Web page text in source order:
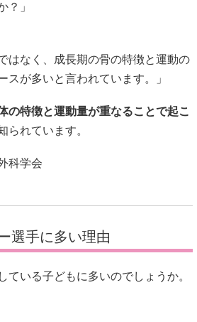
？」
はなく、成長期の骨の特徴と運動の
スが多いと言われています。」
の特徴と運動量が重なることで起こ
られています。
科学会
選手に多い理由
ている子どもに多いのでしょうか。